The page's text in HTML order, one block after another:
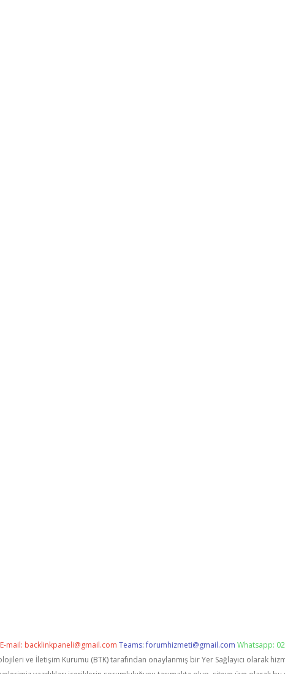
E-mail: backlinkpaneli@gmail.com Teams:forumhizmeti@gmail.com Whatsapp:
ve İletişim Kurumu (BTK) tarafından onaylanmış bir Yer Sağlayıcı